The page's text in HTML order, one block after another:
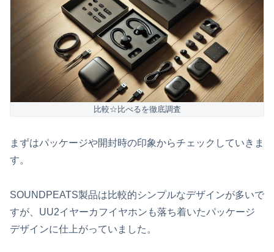
比較☆比べるを徹底調査
まずはパッケージや開封時の印象からチェックしていきま
す。
SOUNDPEATS製品は比較的シンプルなデザインが多いで
すが、UU2イヤーカフイヤホンも落ち着いたパッケージ
デザインに仕上がっていました。